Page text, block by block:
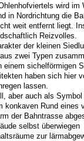
wird im
in Nordrichtung die
weit entfernt liegt.
Reizvolles.
der kleinen
zwei Typen
sichelförmigen
haben sich hier
lassen.
aber auch als
konkaven Rund eines
der Bahntrasse
selbst überwiegen
zur